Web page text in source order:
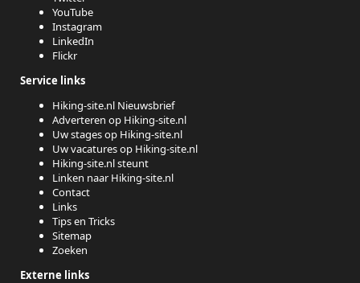
YouTube
Instagram
LinkedIn
Flickr
Service links
Hiking-site.nl Nieuwsbrief
Adverteren op Hiking-site.nl
Uw stages op Hiking-site.nl
Uw vacatures op Hiking-site.nl
Hiking-site.nl steunt
Linken naar Hiking-site.nl
Contact
Links
Tips en Tricks
Sitemap
Zoeken
Externe links